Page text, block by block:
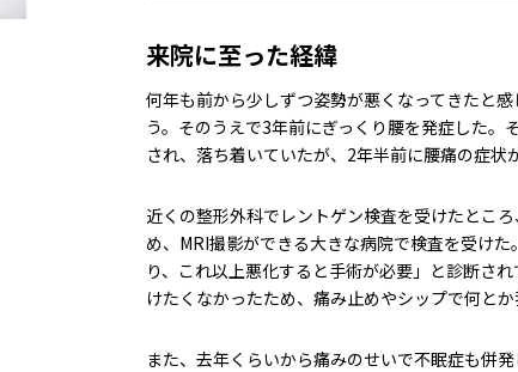
来院に至った経緯
何年も前から少しずつ姿勢が悪くなってきたと
う。そのうえで3年前にぎっくり腰を発症した。
され、落ち着いていたが、2年半前に腰痛の症状
近くの整形外科でレントゲン検査を受けたとこ
め、MRI撮影ができる大きな病院で検査を受け
り、これ以上悪化すると手術が必要」と診断さ
けたくなかったため、痛み止めやシップで何とか
また、去年くらいから痛みのせいで不眠症も併